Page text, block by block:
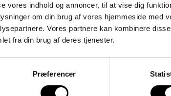
vores indhold og annoncer, til at vise dig
om din brug af vores hjemmeside med
Vores partnere kan kombinere
fra din brug af deres tjenester.
Præferencer
hoteller, caféer og hjem, der ønsker en
chokolader ved kaffe- og tepauser, i receptioner
kendt for smag og ensartet kvalitet.